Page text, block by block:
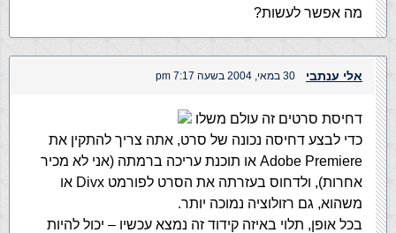
מה אפשר לעשות?
אלי ענתבי 30 במאי, 2004 בשעה 7:17 pm
דחיסת סרטים זה עולם משלו
כדי לבצע דחיסה נכונה של סרט, אתה צריך להתקין את
Adobe Premiere או תוכנת עריכה ברמתה (אני לא מכיר
אחרות), ולדחוס בעזרתה את הסרט לפורמט Divx או
משהוא, גם רזולוציה נמוכה יותר.
בכל אופן, תלוי באיזה קידוד זה נמצא עכשיו – יכול להיות